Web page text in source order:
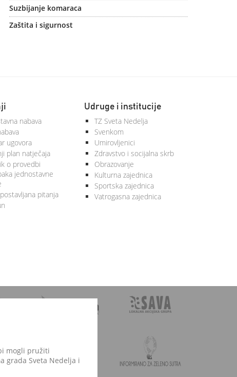
Suzbijanje komaraca
Zaštita i sigurnost
nabava
ugovora
plan natječaja
o provedbi
jednostavne
pitanja
Udruge i institucije
TZ Sveta Nedelja
Svenkom
Umirovljenici
Zdravstvo i socijalna skrb
Obrazovanje
Kulturna zajednica
Sportska zajednica
Vatrogasna zajednica
mogli pružiti
grada Sveta Nedelja i